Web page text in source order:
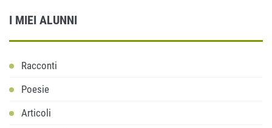
I MIEI ALUNNI
Racconti
Poesie
Articoli